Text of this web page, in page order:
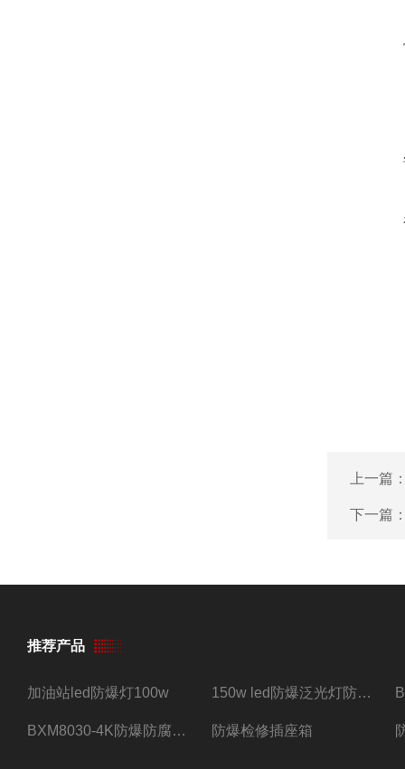
上一篇
下一篇
推荐产品
加油站led防爆灯100w 150w led防爆泛光灯防水防尘防爆三防灯
BXM8030-4K防爆防腐照明配电箱四路带总开关 防爆检修插座箱